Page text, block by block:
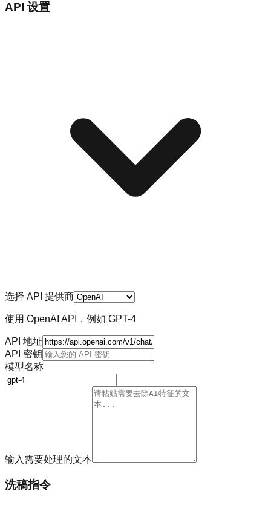
API 设置
选择 API 提供商
使用 OpenAI API，例如 GPT-4
API 地址
API 密钥
模型名称
输入需要处理的文本
洗稿指令